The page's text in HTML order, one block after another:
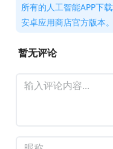
所有的人工智能APP下
安卓应用商店官方版本。
暂无评论